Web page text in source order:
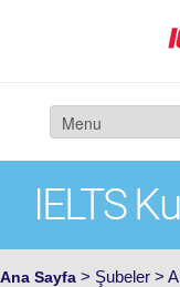
IELTS
Ana Sayfa > Şubeler >